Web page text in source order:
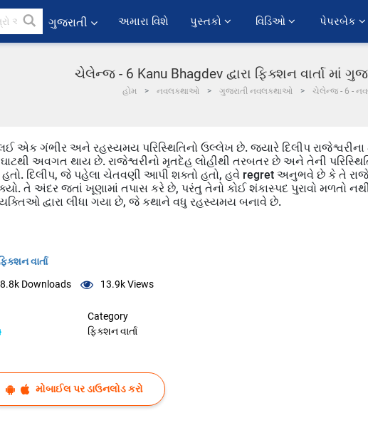
ગુજરાતી અમારા વિશે પુસ્તકો વિડિઓ પેપરબેક
ચેલેન્જ - 6 Kanu Bhagdev દ્વારા ફિક્શન વાર્તા માં
હોમ નવલકથાઓ ગુજરાતી નવલકથાઓ ચેલેન્જ - 6 -
એક ગંભીર અને રહસ્યમય પરિસ્થિતિનો ઉલ્લેખ છે. જ્યારે દિલીપ
અવગત થાય છે. રાજેશ્વરીનો મૃતદેહ લોહીથી તરબતર છે અને તેની
દિલીપ, જે પહેલા ચેતવણી આપી શક્તો હતો, હવે regret અનુભવે છે કે તે
તે અંદર જતાં ખૂણામાં તપાસ કરે છે, પરંતુ તેનો કોઈ શંકાસ્પદ પુરાવો મળતો
દ્વારા લીધા ગયા છે, જે કથાને વધુ રહસ્યમય બનાવે છે.
વાર્તા
8.8k Downloads 13.9kViews
Category
ફિક્શન વાર્તા
મોબાઈલ પર ડાઉનલોડ કરો